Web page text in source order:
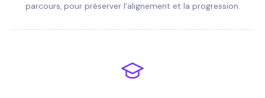
parcours, pour préserver l'alignement et la progression.